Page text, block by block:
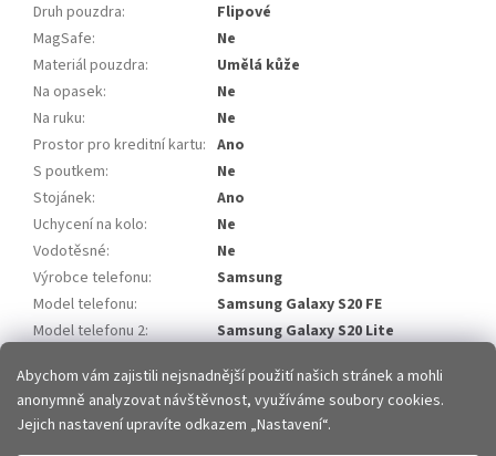
Abychom vám zajistili nejsnadnější použití našich stránek a mohli
anonymně analyzovat návštěvnost, využíváme soubory cookies.
Jejich nastavení upravíte odkazem „Nastavení“.
Druh pouzdra:
Flipové
MagSafe:
Ne
Materiál pouzdra:
Umělá kůže
Na opasek:
Ne
Na ruku:
Ne
Prostor pro kreditní kartu: Ano
S poutkem:
Ne
Stojánek:
Ano
Uchycení na kolo:
Ne
Vodotěsné:
Ne
Výrobce telefonu:
Samsung
Model telefonu:
Samsung Galaxy S20 FE
Model telefonu 2:
Samsung Galaxy S20 Lite